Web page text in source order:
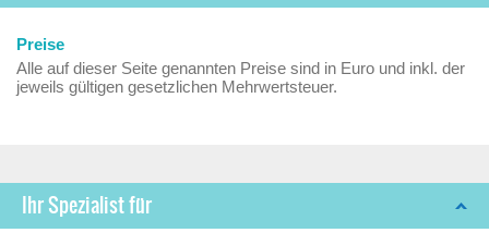
Preise
Alle auf dieser Seite genannten Preise sind in Euro und inkl. der
jeweils gültigen gesetzlichen Mehrwertsteuer.
Ihr Spezialist für